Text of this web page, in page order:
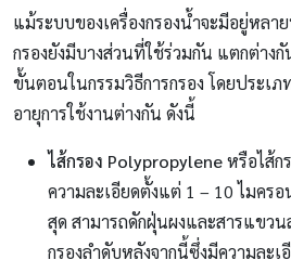
แม้ระบบของเครื่องกรองน้ำจะมีอยู่หล
กรองยังมีบางส่วนที่ใช้ร่วมกัน แตกต่าง
ขั้นตอนในกรรมวิธีการกรอง โดยประเ
อายุการใช้งานต่างกัน ดังนี้
ไส้กรอง Polypropyleneหรือไส้ก
ความละเอียดตั้งแต่ 1 – 10 ไมคร
สุด สามารถดักฝุ่นผงและสารแขว
กรองลำดับหลังจากนี้ซึ่งมีความละเ